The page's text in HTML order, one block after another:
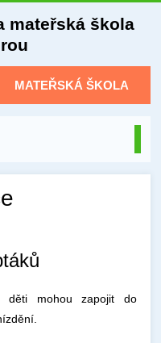
mateřská škola
MATEŘSKÁ ŠKOLA
děti mohou zapojit do